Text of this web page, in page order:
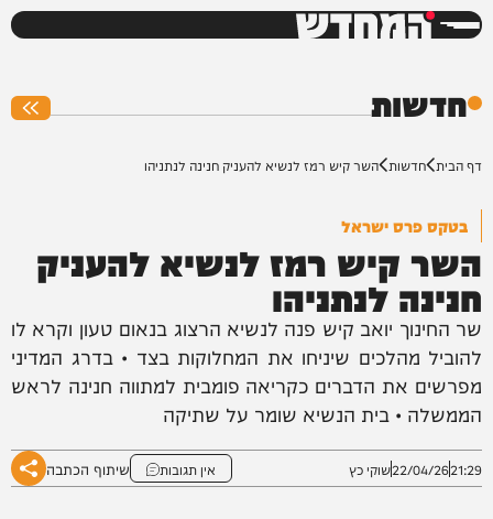
המחדש
חדשות
דף הבית חדשות השר קיש רמז לנשיא להעניק חנינה לנתניהו
בטקס פרס ישראל
השר קיש רמז לנשיא להעניק
חנינה לנתניהו
שר החינוך יואב קיש פנה לנשיא הרצוג בנאום טעון וקרא לו
להוביל מהלכים שיניחו את המחלוקות בצד • בדרג המדיני
מפרשים את הדברים כקריאה פומבית למתווה חנינה לראש
הממשלה • בית הנשיא שומר על שתיקה
21:29
22/04/26שוקי כץ אין תגובות שיתוף הכתבה